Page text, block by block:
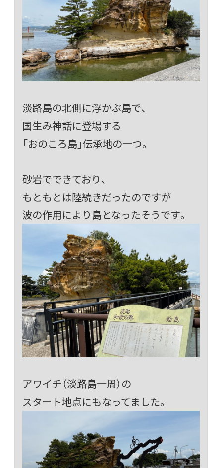
淡路島の北側に浮かぶ島で、
国生み神話に登場する
「おのころ島」伝承地の一つ。
砂岩でできており、
もともとは陸続きだったのですが
波の作用により島となったそうです。
アワイチ（淡路島一周）の
スタート地点にもなってました。